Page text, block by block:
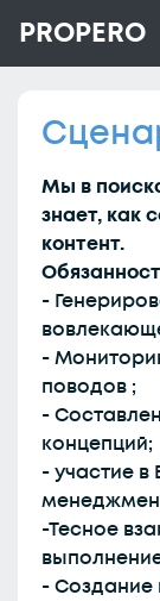
PROPERO
Мы в
знает, как
контент.
-
-
поводов ;
-
концепций;
- участие
-Тесное
- Создание